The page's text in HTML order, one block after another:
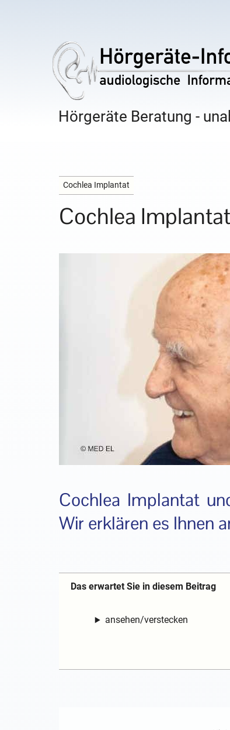
Hörgeräte Beratung -
Cochlea Implantat
Cochlea
Cochlea Implantat
Wir erklären es Ihnen
Das erwartet Sie in diesem Beitrag
ansehen/verstecken